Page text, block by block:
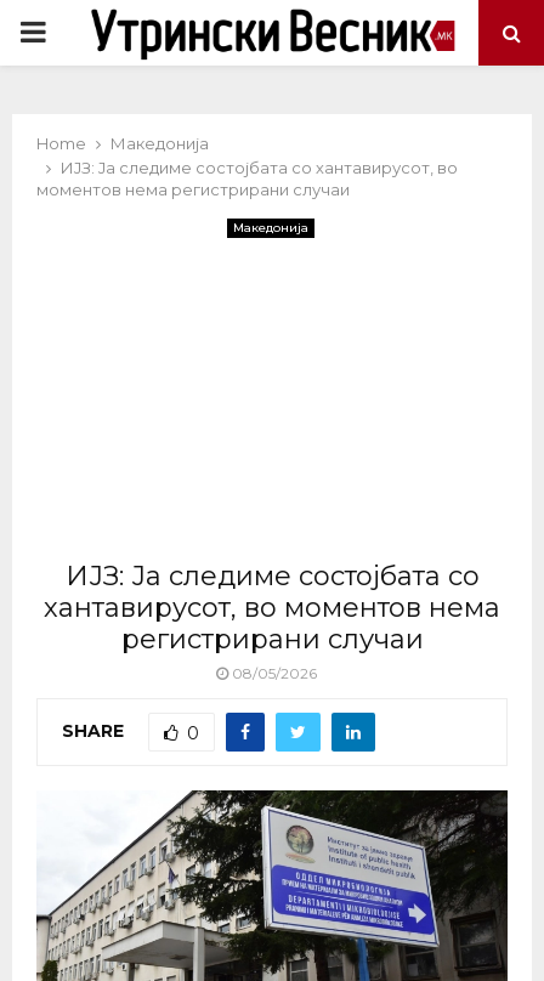
PRIMARY
Home
Македонија
ИЈЗ: Ја следиме состојбата со хантавирусот, во
моментов нема регистрирани случаи
Македонија
ИЈЗ: Ја следиме состојбата со
хантавирусот, во моментов нема
регистрирани случаи
08/05/2026
SHARE 0